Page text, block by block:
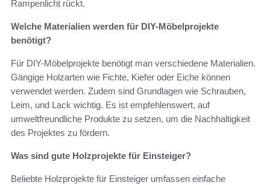
Rampenlicht rückt.
Welche Materialien werden für DIY-Möbelprojekte
benötigt?
Für DIY-Möbelprojekte benötigt man verschiedene Materialien.
Gängige Holzarten wie Fichte, Kiefer oder Eiche können
verwendet werden. Zudem sind Grundlagen wie Schrauben,
Leim, und Lack wichtig. Es ist empfehlenswert, auf
umweltfreundliche Produkte zu setzen, um die Nachhaltigkeit
des Projektes zu fördern.
Was sind gute Holzprojekte für Einsteiger?
Beliebte Holzprojekte für Einsteiger umfassen einfache